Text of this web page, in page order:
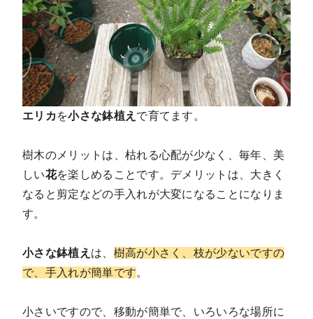
エリカ を小さな鉢植え で育てます。
樹木のメリットは、枯れる心配が少なく、毎年、美
しい花を楽しめることです。デメリットは、大きく
なると剪定などの手入れが大変になることになりま
す。
小さな鉢植え は、 樹高が小さく、枝が少ないですの
で、手入れが簡単です。
小さいですので、移動が簡単で、いろいろな場所に